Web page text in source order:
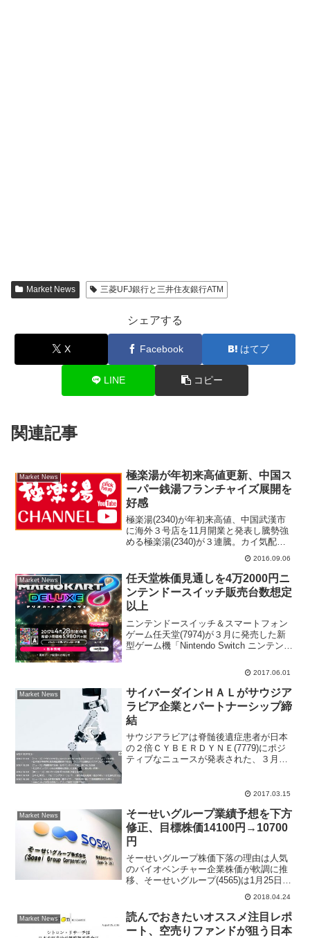
Market News 三菱UFJ銀行と三井住友銀行ATM
シェアする
X Facebook はてブ
LINE コピー
関連記事
Market News
極楽湯が年初来高値更新、中国ス
ーパー銭湯フランチャイズ展開を
好感
極楽湯(2340)が年初来高値、中国武漢市
に海外３号店を11月開業と発表し騰勢強
める極楽湯(2340)が３連騰。カイ気配ス
タートし、前日比２９３円高の１３７８
円を付け、８月３０日につけた年初来高
値１２５７円を更新した。５日引け後
に、海外３号...
2016.09.06
Market News
任天堂株価見通しを4万2000円ニ
ンテンドースイッチ販売台数想定
以上
ニンテンドースイッチ＆スマートフォン
ゲーム任天堂(7974)が３月に発売した新
型ゲーム機「Nintendo Switch ニンテンド
うことがわかり、任天堂も増産すること
を決定している。２０１６年のポケモ
ン...
2017.06.01
Market News
サイバーダインＨＡＬがサウジア
ラビア企業とパートナーシップ締
結
サウジアラビアは脊髄後遺症患者が日本
の２倍ＣＹＢＥＲＤＹＮＥ(7779)にポジ
ティブなニュースが発表された、３月１
締結したと発表。ＨＡＬをサウジアラ...
2017.03.15
Market News
そーせいグループ業績予想を下方
修正、目標株価14100円→10700
円
そーせいグループ株価下落の理由は人気
のバイオベンチャー企業株価が軟調に推
移、そーせいグループ(4565)は1月25日高
値12780円から4月23日安値7210円まで大
幅に値下がりした。現在も年初来安値を
更新したばかりの安値圏で推移してい
る。...
2018.04.24
Market News
読んでおきたいオススメ注目レポ
ート、空売りファンドが狙う日本